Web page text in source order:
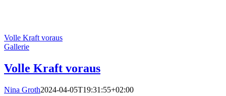
Volle Kraft voraus
Gallerie
Volle Kraft voraus
Nina Groth2024-04-05T19:31:55+02:00